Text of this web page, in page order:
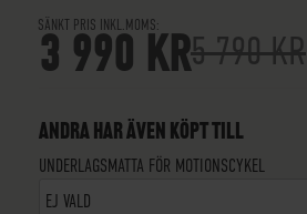
SÄNKT PRIS INKL.MOMS
3 990 KR5 790 KR
ANDRA HAR ÄVEN KÖPT TILL
UNDERLAGSMATTA FÖR MOTIONSCYKEL
EJ VALD